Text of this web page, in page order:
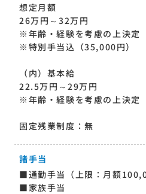
想定月額
26万円～32万円
※年齢・経験を考慮の上決定
※特別手当込（35,000円）
（内）基本給
22.5万円～29万円
※年齢・経験を考慮の上決定
固定残業制度：無
諸手当
■通勤手当（上限：月額
■家族手当